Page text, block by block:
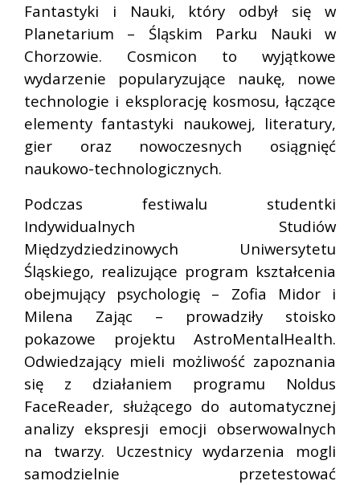
Fantastyki i Nauki, który odbył się w
Planetarium – Śląskim Parku Nauki w
Chorzowie. Cosmicon to wyjątkowe
wydarzenie popularyzujące naukę, nowe
technologie i eksplorację kosmosu, łączące
elementy fantastyki naukowej, literatury,
gier oraz nowoczesnych osiągnięć
naukowo-technologicznych.
Podczas festiwalu studentki
Indywidualnych Studiów
Międzydziedzinowych Uniwersytetu
Śląskiego, realizujące program kształcenia
obejmujący psychologię – Zofia Midor i
Milena Zając – prowadziły stoisko
pokazowe projektu AstroMentalHealth.
Odwiedzający mieli możliwość zapoznania
się z działaniem programu Noldus
FaceReader, służącego do automatycznej
analizy ekspresji emocji obserwowalnych
na twarzy. Uczestnicy wydarzenia mogli
samodzielnie przetestować